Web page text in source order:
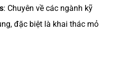
: Chuyên về các ngành kỹ
đặc biệt là khai thác mỏ